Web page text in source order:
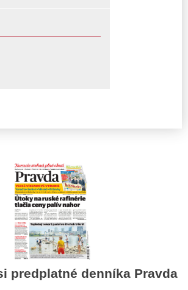
predplatné denníka Pravda